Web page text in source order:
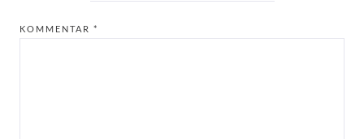
KOMMENTAR *